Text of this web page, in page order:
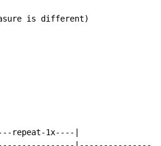
is different)
repeat-1x----|